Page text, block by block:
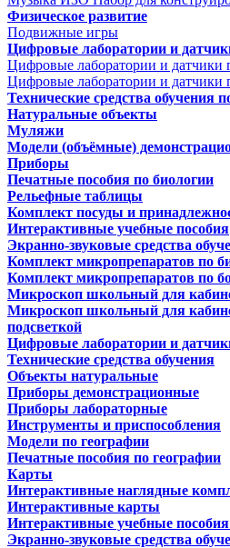
Физическое развитие
Подвижные игры
Цифровые лаборатории и
Цифровые лаборатории и датчики
Цифровые лаборатории и датчики
Технические средства обучения
Натуральные объекты
Муляжи
Модели (объёмные)
Приборы
Печатные пособия по биологии
Рельефные таблицы
Комплект посуды и
Интерактивные учебные пособия
Экранно-звуковые средства
Комплект микропрепаратов по
Комплект микропрепаратов по
Микроскоп школьный для
Микроскоп школьный для
подсветкой
Цифровые лаборатории и
Технические средства обучения
Объекты натуральные
Приборы демонстрационные
Приборы лабораторные
Инструменты и приспособления
Модели по географии
Печатные пособия по географии
Карты
Интерактивные наглядные
Интерактивные карты
Интерактивные учебные
Экранно-звуковые средства